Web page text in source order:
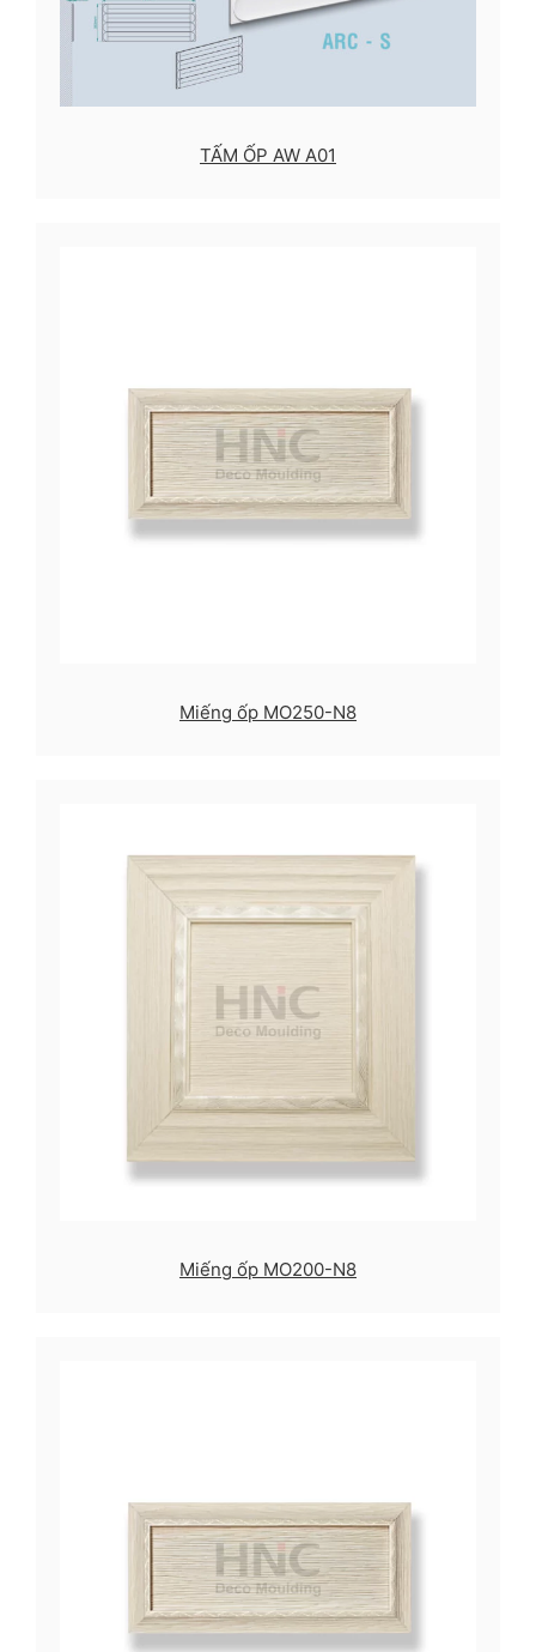
TẤM ỐP AW A01
Miếng ốp MO250-N8
Miếng ốp MO200-N8